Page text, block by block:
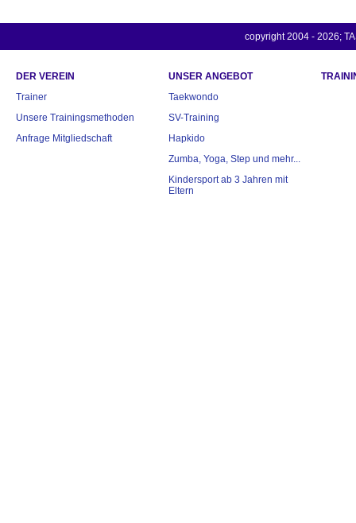
copyright 2004 - 2026;
DER VEREIN
Trainer
Unsere Trainingsmethoden
Anfrage Mitgliedschaft
UNSER ANGEBOT
Taekwondo
SV-Training
Hapkido
Zumba, Yoga, Step und mehr...
Kindersport ab 3 Jahren mit
Eltern